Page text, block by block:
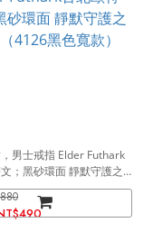
男士戒指 Elder Futhark
；黑砂環面 靜默守護之
黑色寬款）